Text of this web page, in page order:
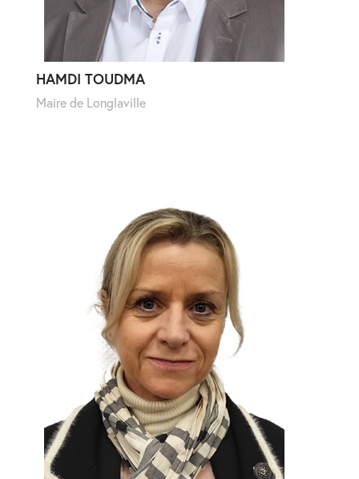
HAMDI TOUDMA
Maire de Longlaville